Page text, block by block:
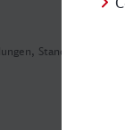
Stand: 2026-08-